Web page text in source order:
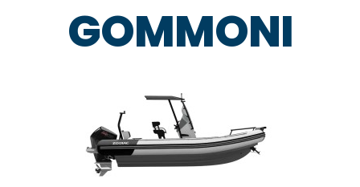
GOMMONI